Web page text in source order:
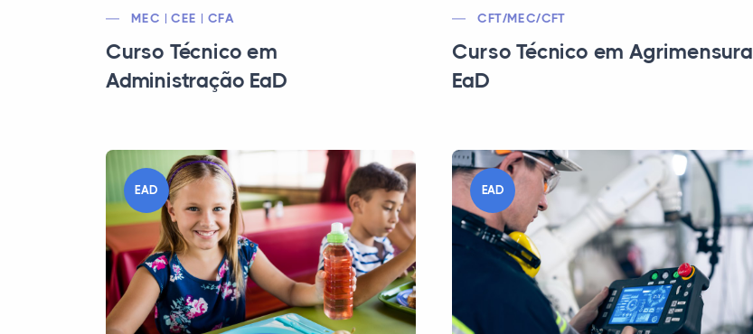
MEC | CEE | CFA
Curso Técnico em
Administração EaD
CFT/MEC/CFT
Curso Técnico em Agrimensura
EaD
EAD EAD